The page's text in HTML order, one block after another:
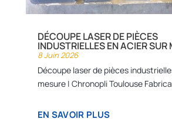
DÉCOUPE LASER DE PIÈCES
INDUSTRIELLES EN ACIER SUR
8 Juin 2026
Découpe laser de pièces
mesure | Chronopli Toulouse
EN SAVOIR PLUS